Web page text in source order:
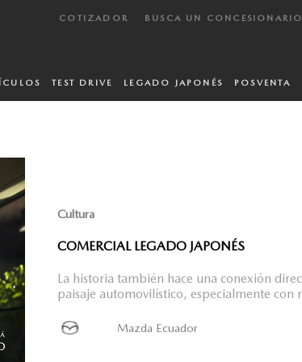
COTIZADOR BUSCA UN CONCESIONARIO
TEST DRIVE LEGADO JAPONÉS POSVENTA
Cultura
COMERCIAL LEGADO JAPONÉS
La historia también hace una conexión
paisaje automovilístico, especialmente con
Mazda Ecuador